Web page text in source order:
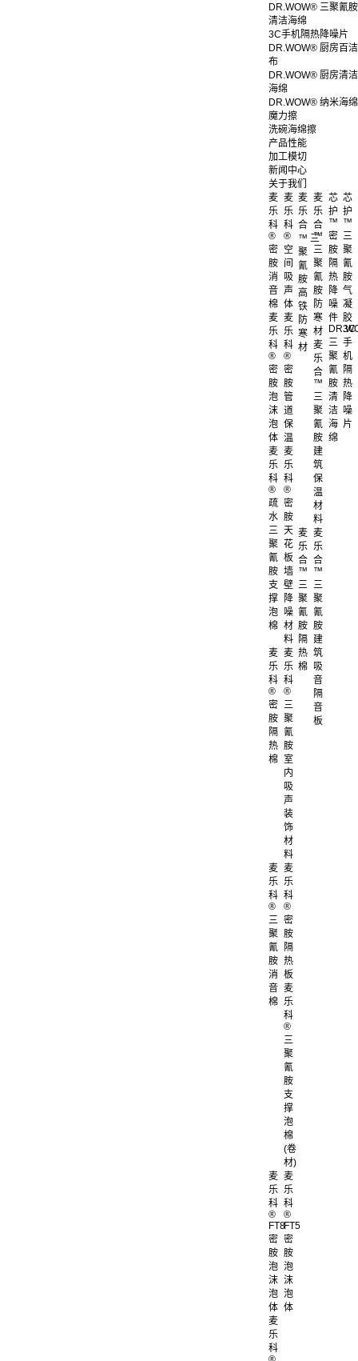
DR.WOW® 三聚氰胺
清洁海绵
3C手机隔热降噪片
DR.WOW® 厨房百洁
布
DR.WOW® 厨房清洁
海绵
DR.WOW® 纳米海绵
魔力擦
洗碗海绵擦
产品性能
加工模切
新闻中心
关于我们
麦
乐
科
®
密
胺
消
音
棉
麦
乐
科
®
空
间
吸
声
体
麦
乐
科
®
密
胺
泡
沫
泡
体
麦
乐
科
®
密
胺
管
道
保
温
麦
乐
科
®
疏
水
三
聚
氰
胺
支
撑
泡
棉
麦
乐
科
®
密
胺
天
花
板
墙
壁
降
噪
材
料
麦
乐
科
®
密
胺
隔
热
棉
麦
乐
科
®
三
聚
氰
胺
室
内
吸
声
装
饰
材
料
麦
乐
科
®
三
聚
氰
胺
消
音
棉
麦
乐
科
®
密
胺
隔
热
板
麦
乐
科
®
三
聚
氰
胺
支
撑
泡
棉
(卷
材)
麦
乐
科
®
FT8
密
胺
泡
沫
泡
体
麦
乐
科
®
FT5
密
胺
泡
沫
泡
体
麦
乐
科
麦
乐
合
™ 三
聚
氰
胺
高
铁
防
寒
材
麦
乐
合
™
三
聚
氰
胺
防
寒
材
麦
乐
合
™
三
聚
氰
胺
建
筑
保
温
材
料
麦
乐
合
™
三
聚
氰
胺
隔
热
棉
麦
乐
合
™
三
聚
氰
胺
建
筑
吸
音
隔
音
板
芯
护
™
密
胺
隔
热
降
噪
件
芯
护
™
三
聚
氰
胺
气
凝
胶
三
聚
氰
胺
清
洁
海
绵
3C
手
机
隔
热
降
噪
片